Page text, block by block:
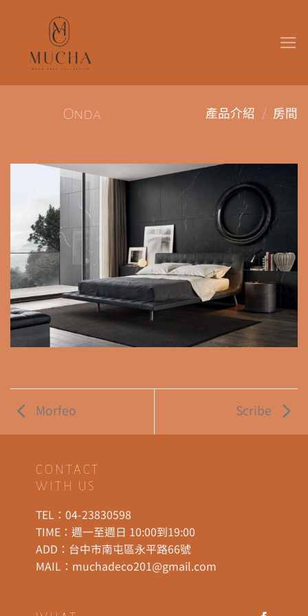
content
Onda 產品介紹 / 房間
Morfeo Scribe
CONTACT
WITH US
TEL：04-23830598
TIME：週一至週日 10:00到19:00
ADD： 台中市南屯區永平路66號
MAIL： muchadeco201@gmail.com